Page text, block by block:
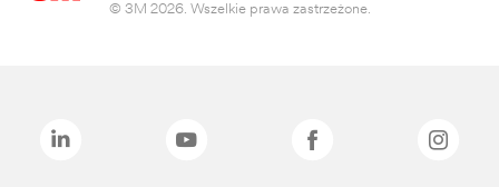
© 3M 2026. Wszelkie prawa zastrzeżone.